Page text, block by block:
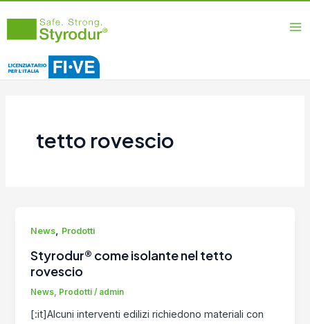
contenuto
tetto rovescio
News, Prodotti
Styrodur® come isolante nel tetto
rovescio
News Prodotti / admin
[:it]Alcuni interventi edilizi richiedono materiali con